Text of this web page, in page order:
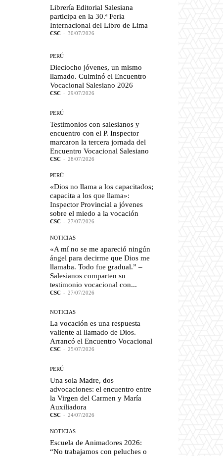
Librería Editorial Salesiana
participa en la 30.ª Feria
Internacional del Libro de Lima
CSC - 30/07/2026
PERÚ
Dieciocho jóvenes, un mismo
llamado. Culminó el Encuentro
Vocacional Salesiano 2026
CSC - 29/07/2026
PERÚ
Testimonios con salesianos y
encuentro con el P. Inspector
marcaron la tercera jornada del
Encuentro Vocacional Salesiano
CSC - 28/07/2026
PERÚ
«Dios no llama a los capacitados;
capacita a los que llama»:
Inspector Provincial a jóvenes
sobre el miedo a la vocación
CSC - 27/07/2026
NOTICIAS
«A mí no se me apareció ningún
ángel para decirme que Dios me
llamaba. Todo fue gradual.” –
Salesianos comparten su
testimonio vocacional con...
CSC - 27/07/2026
NOTICIAS
La vocación es una respuesta
valiente al llamado de Dios.
Arrancó el Encuentro Vocacional
CSC - 25/07/2026
PERÚ
Una sola Madre, dos
advocaciones: el encuentro entre
la Virgen del Carmen y María
Auxiliadora
CSC - 24/07/2026
NOTICIAS
Escuela de Animadores 2026:
“No trabajamos con peluches o